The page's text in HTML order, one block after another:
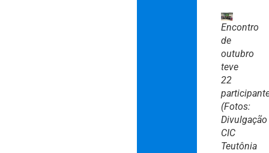
Encontro
de
outubro
teve
22
(Fotos:
Divulgação
CIC
Teutônia